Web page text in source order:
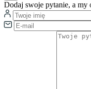
Dodaj swoje pytanie, a